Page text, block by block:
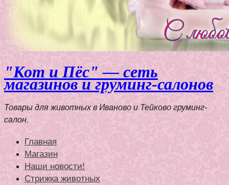
"Кот и Пёс" — сеть
магазинов и груминг-салонов
Товары для животных в Иваново и Тейково груминг-
салон.
Главная
Магазин
Наши новости!
Стрижка животных